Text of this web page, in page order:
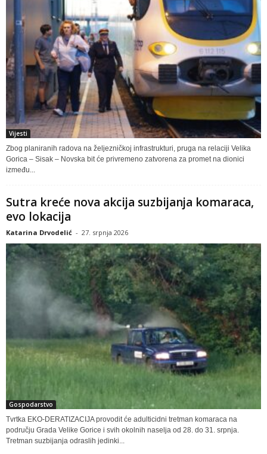
Vijesti
Zbog planiranih radova na željezničkoj infrastrukturi, pruga na relaciji Velika
Gorica – Sisak – Novska bit će privremeno zatvorena za promet na dionici
između...
Sutra kreće nova akcija suzbijanja komaraca,
evo lokacija
Katarina Drvodelić - 27. srpnja 2026
Gospodarstvo
Tvrtka EKO-DERATIZACIJA provodit će adulticidni tretman komaraca na
području Grada Velike Gorice i svih okolnih naselja od 28. do 31. srpnja.
Tretman suzbijanja odraslih jedinki...